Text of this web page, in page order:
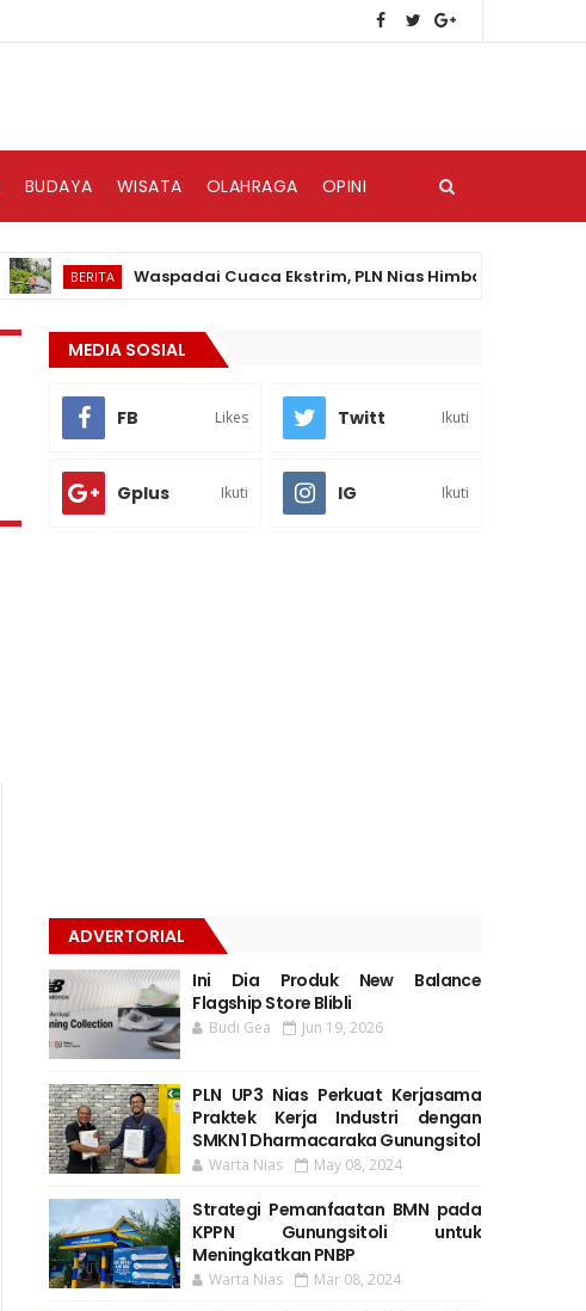
BUDAYA WISATA OLAHRAGA OPINI
BERITA Waspadai Cuaca Ekstrim, PLN Nias Himbau Masyarakat
MEDIA SOSIAL
FB Likes Twitt Ikuti
Gplus Ikuti IG Ikuti
ADVERTORIAL
Ini Dia Produk New Balance
Flagship Store Blibli
Budi Gea Jun 19, 2026
PLN UP3 Nias Perkuat Kerjasama
Praktek Kerja Industri dengan
SMKN 1 Dharmacaraka Gunungsitol
Warta Nias May 08, 2024
Strategi Pemanfaatan BMN pada
KPPN Gunungsitoli untuk
Meningkatkan PNBP
Warta Nias Mar 08, 2024